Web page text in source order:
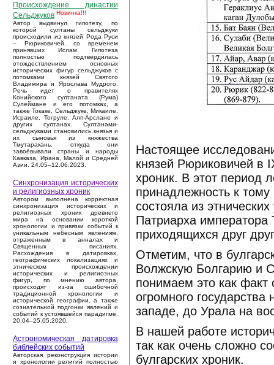
Происхождение династии
Сельджуков Новинка!!!
Автор выдвинул гипотезу, по
которой султаны сельджуки
происходили из князей Рода Руси
– Рюриковичей, со временем
принявших Ислам. Гипотеза
полностью подтвердилась
отождествлением основных
исторических фигур сельджуков с
потомками князей Святого
Владимира и Ярослава Мудрого.
Речь идет о правителях
Конийского султаната (Рума)
Сулеймане и его потомках, а
также Токаке, Сельджуке, Микаиле,
Исраиле, Тогруле, Алп-Арслане и
других султанах. Султанами-
сельджуками становились князья и
их сыновья из княжества
Тмутаракань, откуда они
завоёвывали страны и народы
Кавказа, Ирана, Малой и Средней
Азии. 24.05–12.06.2023.
Синхронизация исторических
и религиозных хроник
Автором выполнена корректная
синхронизация исторических и
религиозных хроник древнего
мира на основании короткой
хронологии и привязки событий к
уникальным небесным явлениям,
отраженным в анналах и
Священных писаниях.
Расхождения в датировках,
географических локализациях и
этническом происхождении
исторических и религиозных
фигур, по мнению автора,
происходят из-за ошибочной
традиционной хронологии и
исторической географии, а также
сознательной подгонки явлений и
событий к устоявшейся парадигме.
20.04–25.05.2020.
Астрономическая датировка
библейских событий
Авторская реконструкция истории
и хронологии религий полностью
Настоящее
князей Рюриковичей в
хроник. В этот период
принадлежность к
состояла из
Патриарха
приходящихся друг
Отметим, что в
Волжскую Болгарию и
понимаем это как
огромного
западе, до Урала на
В нашей работе
так как очень сложно
булгарских хроник.